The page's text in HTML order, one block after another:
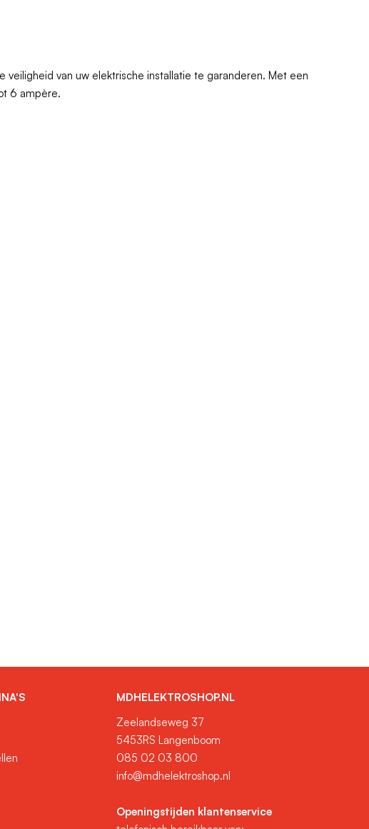
van uw elektrische installatie te garanderen. Met een
6 ampère.
MDHELEKTROSHOP.NL
Zeelandseweg 37
5453RS Langenboom
085 02 03 800
info@mdhelektroshop.nl
Openingstijden klantenservice